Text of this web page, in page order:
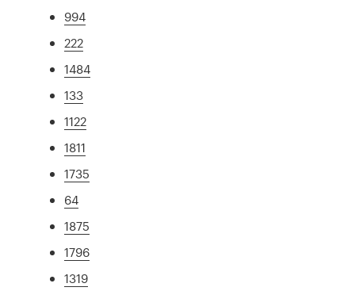
994
222
1484
133
1122
1811
1735
64
1875
1796
1319